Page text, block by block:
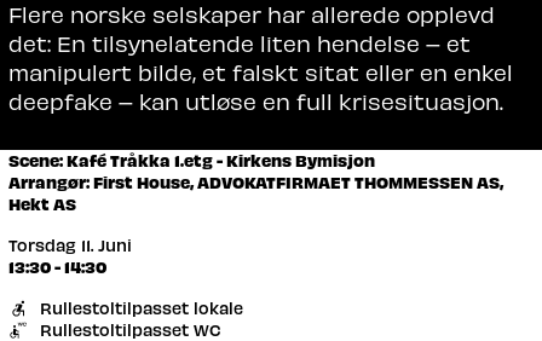
Flere norske selskaper har allerede opplevd
det: En tilsynelatende liten hendelse – et
manipulert bilde, et falskt sitat eller en enkel
deepfake – kan utløse en full krisesituasjon.
Scene: Kafé Tråkka 1.etg - Kirkens Bymisjon
Arrangør: First House, ADVOKATFIRMAET THOMMESSEN AS,
Hekt AS
Torsdag 11. Juni
13:30 - 14:30
Rullestoltilpasset lokale
Rullestoltilpasset WC